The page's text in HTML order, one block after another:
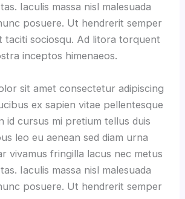
Iaculis massa nisl malesuada
posuere. Ut hendrerit semper
taciti sociosqu. Ad litora torquent
inceptos himenaeos.
sit amet consectetur adipiscing
ex sapien vitae pellentesque
id cursus mi pretium tellus duis
leo eu aenean sed diam urna
vivamus fringilla lacus nec metus
Iaculis massa nisl malesuada
posuere. Ut hendrerit semper